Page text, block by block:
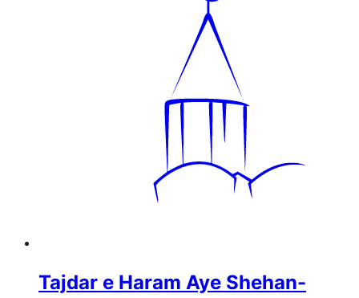
Tajdar e Haram Aye Shehan-